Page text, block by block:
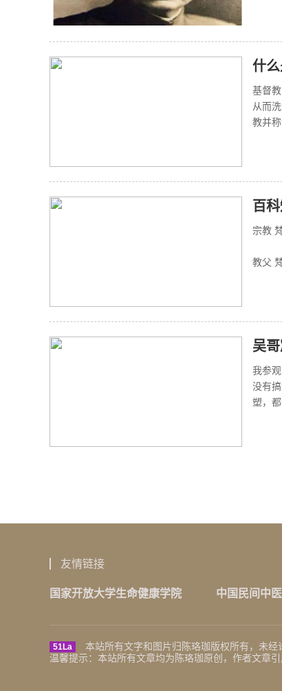
什么
基督
从而
教并
百
宗教
教父
吴
我参
没有
塑，
友情链接
国家开放大学生命健康学院 中国民间中
51La
本站所有文字和图片归陈珞珈版权所有，未经
温馨提示：本站所有文章均为陈珞珈原创，作者文章引